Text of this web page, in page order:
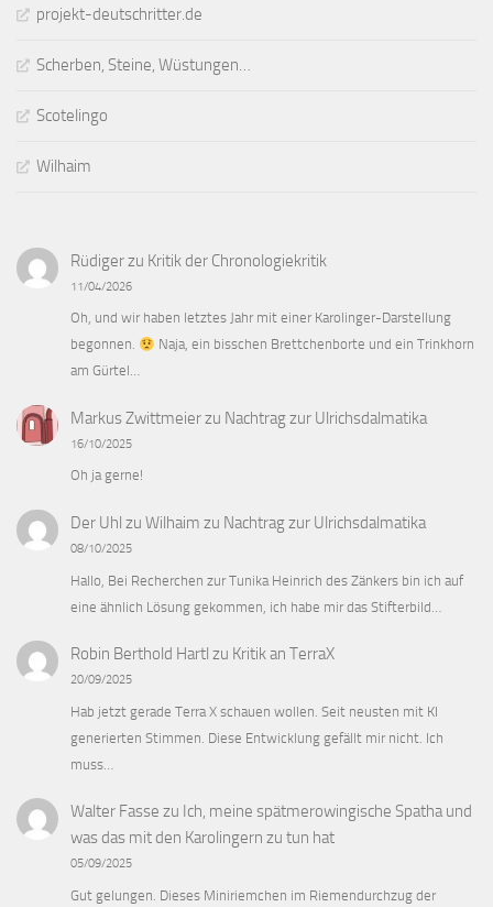
projekt-deutschritter.de
Scherben, Steine, Wüstungen…
Scotelingo
Wilhaim
Rüdigerzu Kritik der Chronologiekritik
11/04/2026
Oh, und wir haben letztes Jahr mit einer Karolinger-Darstellung
begonnen.
Naja, ein bisschen Brettchenborte und ein Trinkhorn
am Gürtel…
Markus Zwittmeierzu Nachtrag zur Ulrichsdalmatika
16/10/2025
Oh ja gerne!
Der Uhl zu Wilhaim zu Nachtrag zur Ulrichsdalmatika
08/10/2025
Hallo, Bei Recherchen zur Tunika Heinrich des Zänkers bin ich auf
eine ähnlich Lösung gekommen, ich habe mir das Stifterbild…
Robin Berthold Hartl zu Kritik an TerraX
20/09/2025
Hab jetzt gerade Terra X schauen wollen. Seit neusten mit KI
generierten Stimmen. Diese Entwicklung gefällt mir nicht. Ich
muss…
Walter Fasse zu Ich, meine spätmerowingische Spatha und
was das mit den Karolingern zu tun hat
05/09/2025
Gut gelungen. Dieses Miniriemchen im Riemendurchzug der